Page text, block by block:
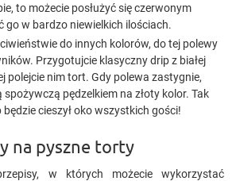
to możecie posłużyć się czerwonym
go w bardzo niewielkich ilościach.
do innych kolorów, do tej polewy
Przygotujcie klasyczny drip z białej
polejcie nim tort. Gdy polewa zastygnie,
pędzelkiem na złoty kolor. Tak
cieszył oko wszystkich gości!
na pyszne torty
w których możecie wykorzystać